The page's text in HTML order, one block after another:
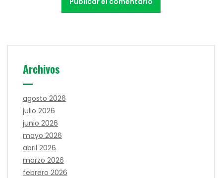
Archivos
agosto 2026
julio 2026
junio 2026
mayo 2026
abril 2026
marzo 2026
febrero 2026